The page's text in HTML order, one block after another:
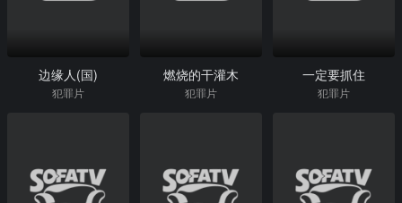
边缘人(国)
犯罪片
燃烧的干灌木
犯罪片
一定要抓住
犯罪片